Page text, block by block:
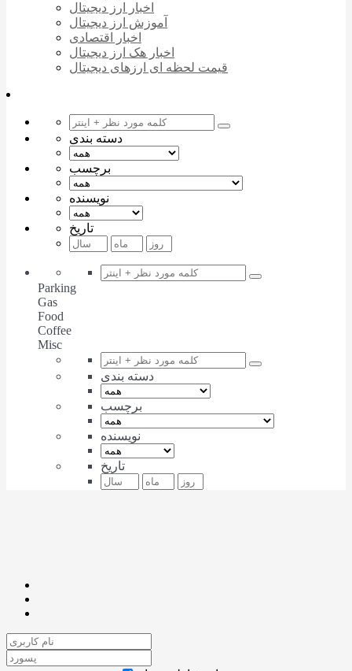
اخبار ارز دیجیتال
آموزش ارز دیجیتال
اخبار اقتصادی
اخبار هک ارز دیجیتال
قیمت لحظه ای ارزهای دیجیتال
دسته بندی
برچسب
نویسنده
تاریخ
Parking
Gas
Food
Coffee
Misc
دسته بندی
برچسب
نویسنده
تاریخ